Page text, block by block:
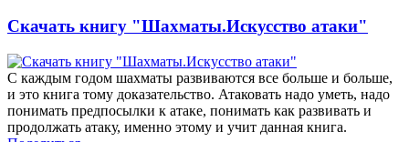
Скачать книгу "Шахматы.Искусство атаки"
С каждым годом шахматы развиваются все больше и больше,
и это книга тому доказательство. Атаковать надо уметь, надо
понимать предпосылки к атаке, понимать как развивать и
продолжать атаку, именно этому и учит данная книга.